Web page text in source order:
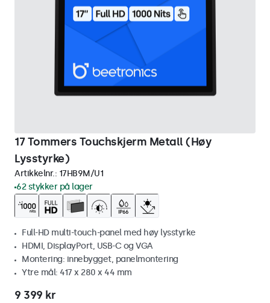
17 Tommers Touchskjerm Metall (Høy
Lysstyrke)
Artikkelnr.: 17HB9M/U1
62 stykker på lager
Full-HD multi-touch-panel med høy lysstyrke
HDMI, DisplayPort, USB-C og VGA
Montering: innebygget, panelmontering
Ytre mål: 417 x 280 x 44 mm
9 399 kr